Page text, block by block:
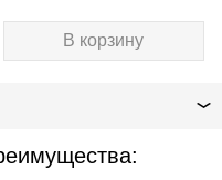
В корзину